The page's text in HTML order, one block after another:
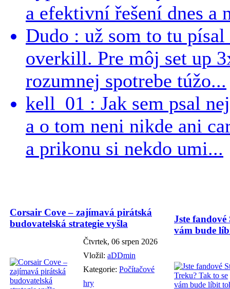
a efektivní řešení dnes a
Dudo : už som to tu
overkill. Pre môj set up
rozumnej spotrebe túžo...
kell_01 : Jak sem psal
a o tom neni nikde ani
a prikonu si nekdo umi...
Corsair Cove – zajímavá pirátská
budovatelská strategie vyšla
Čtvrtek, 06 srpen 2026
Vložil: aDDmin
Kategorie: Počítačové
hry
Jste
vám bude